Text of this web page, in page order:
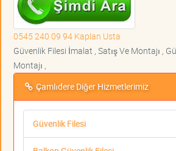
0545 240 09 94 Kaplan Usta
Güvenlik Filesi İmalat , Satış Ve Montajı ,
Montajı ,
Çamlıdere Diğer Hizmetlerimiz
Güvenlik Filesi